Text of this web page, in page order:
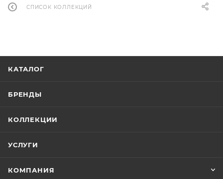
СПИСОК КОЛЛЕКЦИЙ
КАТАЛОГ
БРЕНДЫ
КОЛЛЕКЦИИ
УСЛУГИ
КОМПАНИЯ